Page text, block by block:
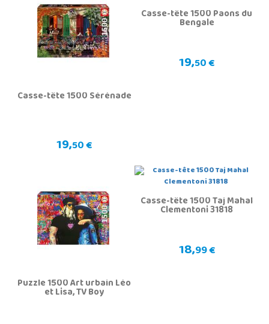
Casse-tête 1500 Sérénade
19,50 €
Casse-tête 1500 Paons du
Bengale
19,50 €
Puzzle 1500 Art urbain Léo
et Lisa, TV Boy
Casse-tête 1500 Taj Mahal
Clementoni 31818
18,99 €